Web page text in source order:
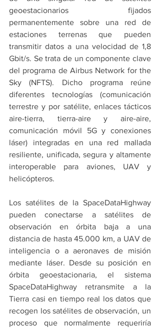
geoestacionarios fijados
permanentemente sobre una red de
estaciones terrenas que pueden
transmitir datos a una velocidad de 1,8
Gbit/s. Se trata de un componente clave
del programa de Airbus Network for the
Sky (NFTS). Dicho programa reúne
diferentes tecnologías (comunicación
terrestre y por satélite, enlaces tácticos
aire-tierra, tierra-aire y aire-aire,
comunicación móvil 5G y conexiones
láser) integradas en una red mallada
resiliente, unificada, segura y altamente
interoperable para aviones, UAV y
helicópteros.
Los satélites de la SpaceDataHighway
pueden conectarse a satélites de
observación en órbita baja a una
distancia de hasta 45.000 km, a UAV de
inteligencia o a aeronaves de misión
mediante láser. Desde su posición en
órbita geoestacionaria, el sistema
SpaceDataHighway retransmite a la
Tierra casi en tiempo real los datos que
recogen los satélites de observación, un
proceso que normalmente requeriría